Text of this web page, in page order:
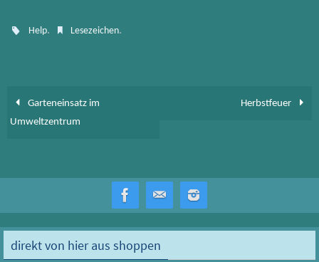
b
to
n
ail n
Help. Lesezeichen.
Garteneinsatz im
Umweltzentrum
Herbstfeuer
direkt von hier aus shoppen